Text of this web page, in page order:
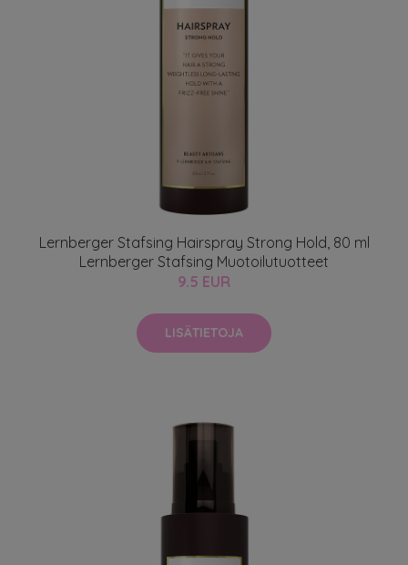
Lernberger Stafsing Hairspray Strong Hold, 80 ml
Lernberger Stafsing Muotoilutuotteet
9.5 EUR
LISÄTIETOJA